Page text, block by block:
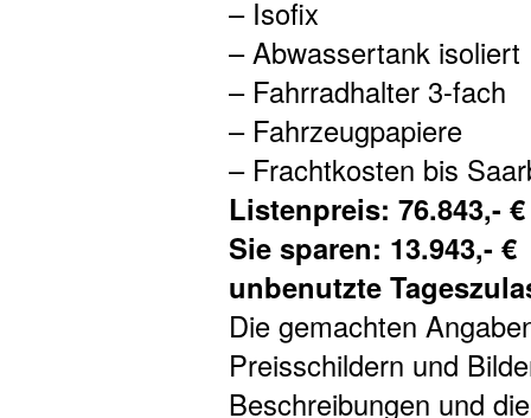
– Isofix
– Abwassertank isoliert
– Fahrradhalter 3-fach
– Fahrzeugpapiere
– Frachtkosten bis
Listenpreis: 76.843,- €
Sie sparen: 13.943,- €
unbenutzte
Die gemachten
Preisschildern und
Beschreibungen und